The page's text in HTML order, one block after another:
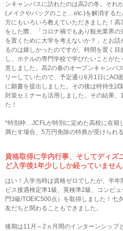
ンキャンパスに訪れたのは高2の冬。それ
(メイクやバッグのこと…etc.)を解消する
方にもいろいろ教えていただきました！
をした際、「コロナ禍でもあり観光業界
を置くために大学を考えないか？」とお
るのは嬉しかったのですが、時間を置く
し、ホテルの専門学校で学びたいことが
意しました。高2の春のオープンキャンパ
リーしていたので、予定通り6月1日にAO
に願書を提出しました。その後は特待生
対策セミナーも活用しました。その結果
た！
*特別枠…JCFLが特別に定めた高校に在籍
満たす場合、5万円免除の特典が受けられる
資格取得に学内行事、そしてディ
ど入学後1年少ししか経っていませ
はい！入学当時は資格ゼロでしたが、半
ビス接遇検定準1級、英検準2級、コンピ
門3級/TOEIC500点）を取得しました！七
友だちと関わることもできました。
後期は11月～2ヵ月間のインターンシップ